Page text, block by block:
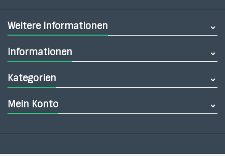
Weitere Informationen
Informationen
Kategorien
Mein Konto